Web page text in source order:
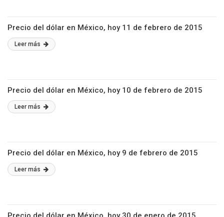
Precio del dólar en México, hoy 11 de febrero de 2015
Leer más
Precio del dólar en México, hoy 10 de febrero de 2015
Leer más
Precio del dólar en México, hoy 9 de febrero de 2015
Leer más